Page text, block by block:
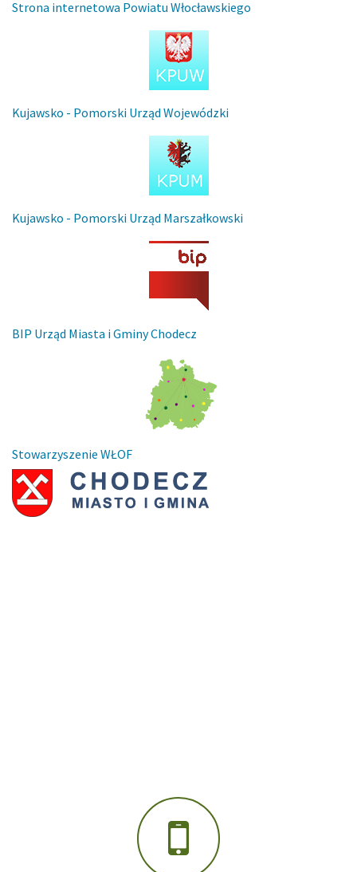
Strona internetowa Powiatu Włocławskiego
Kujawsko - Pomorski Urząd Wojewódzki
Kujawsko - Pomorski Urząd Marszałkowski
BIP Urząd Miasta i Gminy Chodecz
Stowarzyszenie WŁOF